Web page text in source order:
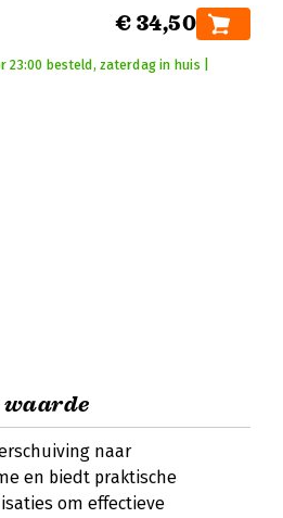
€ 34,50
23:00 besteld, zaterdag in huis |
naar
en biedt praktische
om effectieve